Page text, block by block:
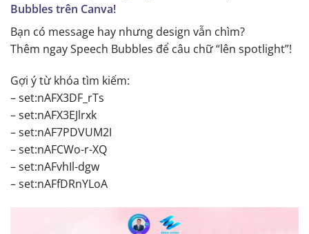
Bubbles trên Canva!
Bạn có message hay nhưng design vẫn chìm?
Thêm ngay Speech Bubbles để câu chữ “lên spotlight”!
Gợi ý từ khóa tìm kiếm:
– set:nAFX3DF_rTs
– set:nAFX3EJlrxk
– set:nAF7PDVUM2I
– set:nAFCWo-r-XQ
– set:nAFvhIl-dgw
– set:nAFfDRnYLoA